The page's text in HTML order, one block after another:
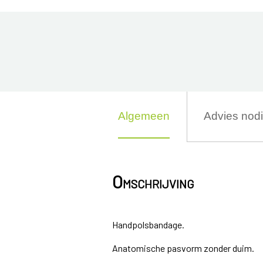
Algemeen Advies
Omschrijving
Handpolsbandage.
Anatomische pasvorm zonder duim.